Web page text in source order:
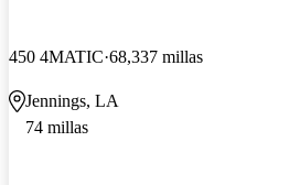
450 4MATIC 68,337 millas
Jennings, LA
74 millas